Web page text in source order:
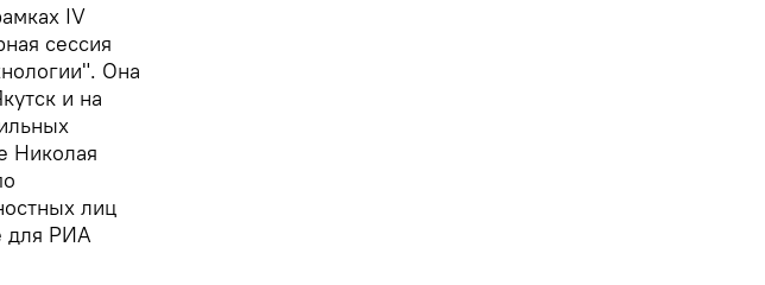
IV
сессия
Она
и на
Николая
лиц
для РИА